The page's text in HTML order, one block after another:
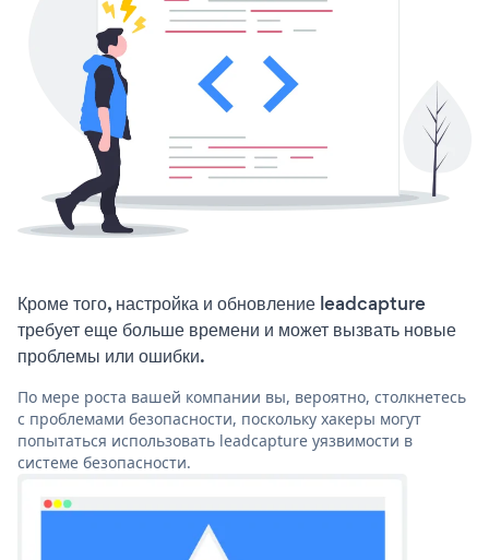
Кроме того, настройка и обновление leadcapture
требует еще больше времени и может вызвать новые
проблемы или ошибки.
По мере роста вашей компании вы, вероятно, столкнетесь
с проблемами безопасности, поскольку хакеры могут
попытаться использовать leadcapture уязвимости в
системе безопасности.